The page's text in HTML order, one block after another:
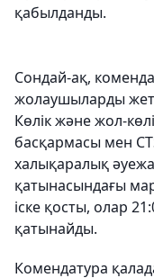
қабылданды.
Сондай-ақ,
жолаушыларды
Көлік және жол-
басқармасы мен
халықаралық
қатынасындағы
іске қосты, олар
қатынайды.
Комендатура